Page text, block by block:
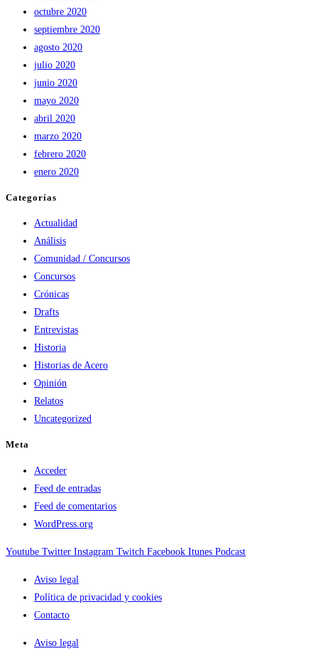
octubre 2020
septiembre 2020
agosto 2020
julio 2020
junio 2020
mayo 2020
abril 2020
marzo 2020
febrero 2020
enero 2020
Categorías
Actualidad
Análisis
Comunidad / Concursos
Concursos
Crónicas
Drafts
Entrevistas
Historia
Historias de Acero
Opinión
Relatos
Uncategorized
Meta
Acceder
Feed de entradas
Feed de comentarios
WordPress.org
Youtube Twitter Instagram Twitch Facebook Itunes Podcast
Aviso legal
Política de privacidad y cookies
Contacto
Aviso legal